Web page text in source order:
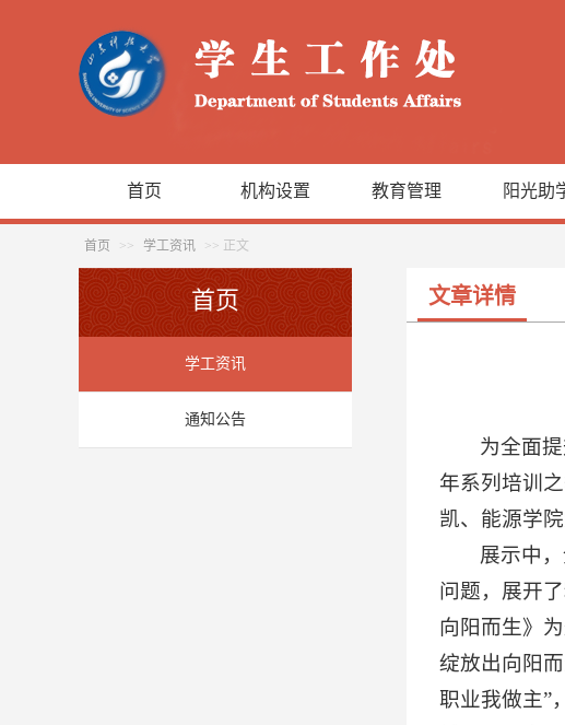
首页 机构设置 教育管理 阳光助
首页 >> 学工资讯 >> 正文
首页
学工资讯
通知公告
文章详情
为全面
年系列培训
凯、能源学
展示中
问题，展开
向阳而生》
绽放出向阳
职业我做主”